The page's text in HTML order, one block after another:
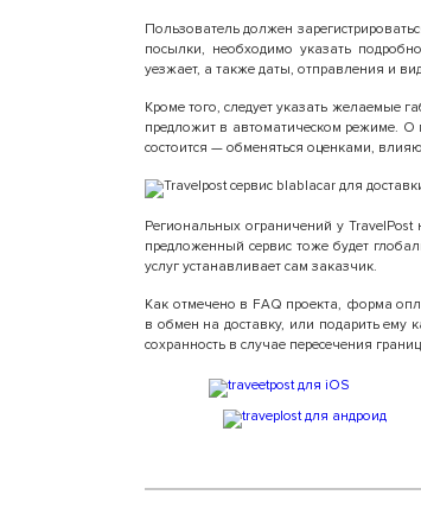
Пользователь должен
посылки, необходимо указать
уезжает, а также даты, отправления и
Кроме того, следует указать желаемые
предложит в автоматическом режиме. О
состоится — обменяться оценками,
Региональных ограничений у
предложенный сервис тоже будет
услуг устанавливает сам заказчик.
Как отмечено в FAQ проекта, форма
в обмен на доставку, или подарить ему
сохранность в случае пересечения